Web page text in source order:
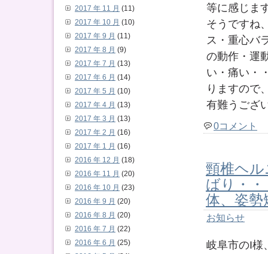
等に感じま
そうですね
ス・重心バ
の動作・運
い・痛い・
りますので
有難うござ
0コメント
頸椎ヘ
ばり・
体、姿勢
お知らせ
岐阜市のI様
2017 年 11 月 (11)
2017 年 10 月 (10)
2017 年 9 月 (11)
2017 年 8 月 (9)
2017 年 7 月 (13)
2017 年 6 月 (14)
2017 年 5 月 (10)
2017 年 4 月 (13)
2017 年 3 月 (13)
2017 年 2 月 (16)
2017 年 1 月 (16)
2016 年 12 月 (18)
2016 年 11 月 (20)
2016 年 10 月 (23)
2016 年 9 月 (20)
2016 年 8 月 (20)
2016 年 7 月 (22)
2016 年 6 月 (25)